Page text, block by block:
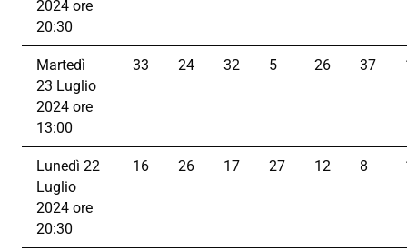
2024 ore
20:30
Martedì
23 Luglio
2024 ore
13:00
33 24 32 5 26 37
Lunedì 22
Luglio
2024 ore
20:30
16 26 17 27 12 8